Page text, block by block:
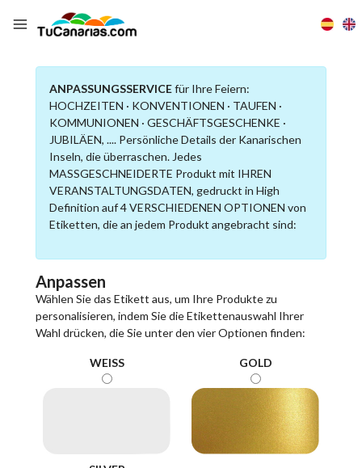
ANPASSUNGSSERVICEfür Ihre Feiern:
HOCHZEITEN · KONVENTIONEN · TAUFEN ·
KOMMUNIONEN · GESCHÄFTSGESCHENKE ·
JUBILÄEN, .... Persönliche Details der Kanarischen
Inseln, die überraschen. Jedes
MASSGESCHNEIDERTE Produkt mit IHREN
VERANSTALTUNGSDATEN, gedruckt in High
Definition auf 4 VERSCHIEDENEN OPTIONEN von
Etiketten, die an jedem Produkt angebracht sind:
Anpassen
Wählen Sie das Etikett aus, um Ihre Produkte zu
personalisieren, indem Sie die Etikettenauswahl Ihrer
Wahl drücken, die Sie unter den vier Optionen finden:
WEISS GOLD